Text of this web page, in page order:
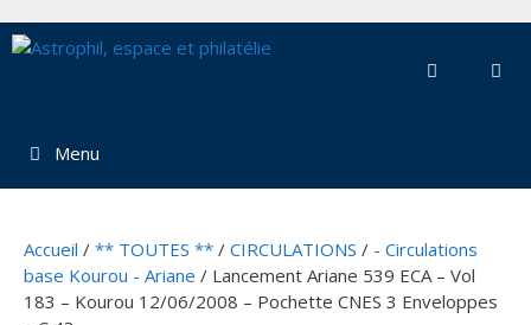
au
Menu
Accueil / ** TOUTES ** / CIRCULATIONS / - Circulations
base Kourou - Ariane / Lancement Ariane 539 ECA – Vol
183 – Kourou 12/06/2008 – Pochette CNES 3 Enveloppes